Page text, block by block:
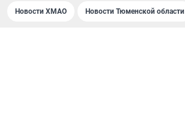
Новости ХМАО Новости Тюменской области